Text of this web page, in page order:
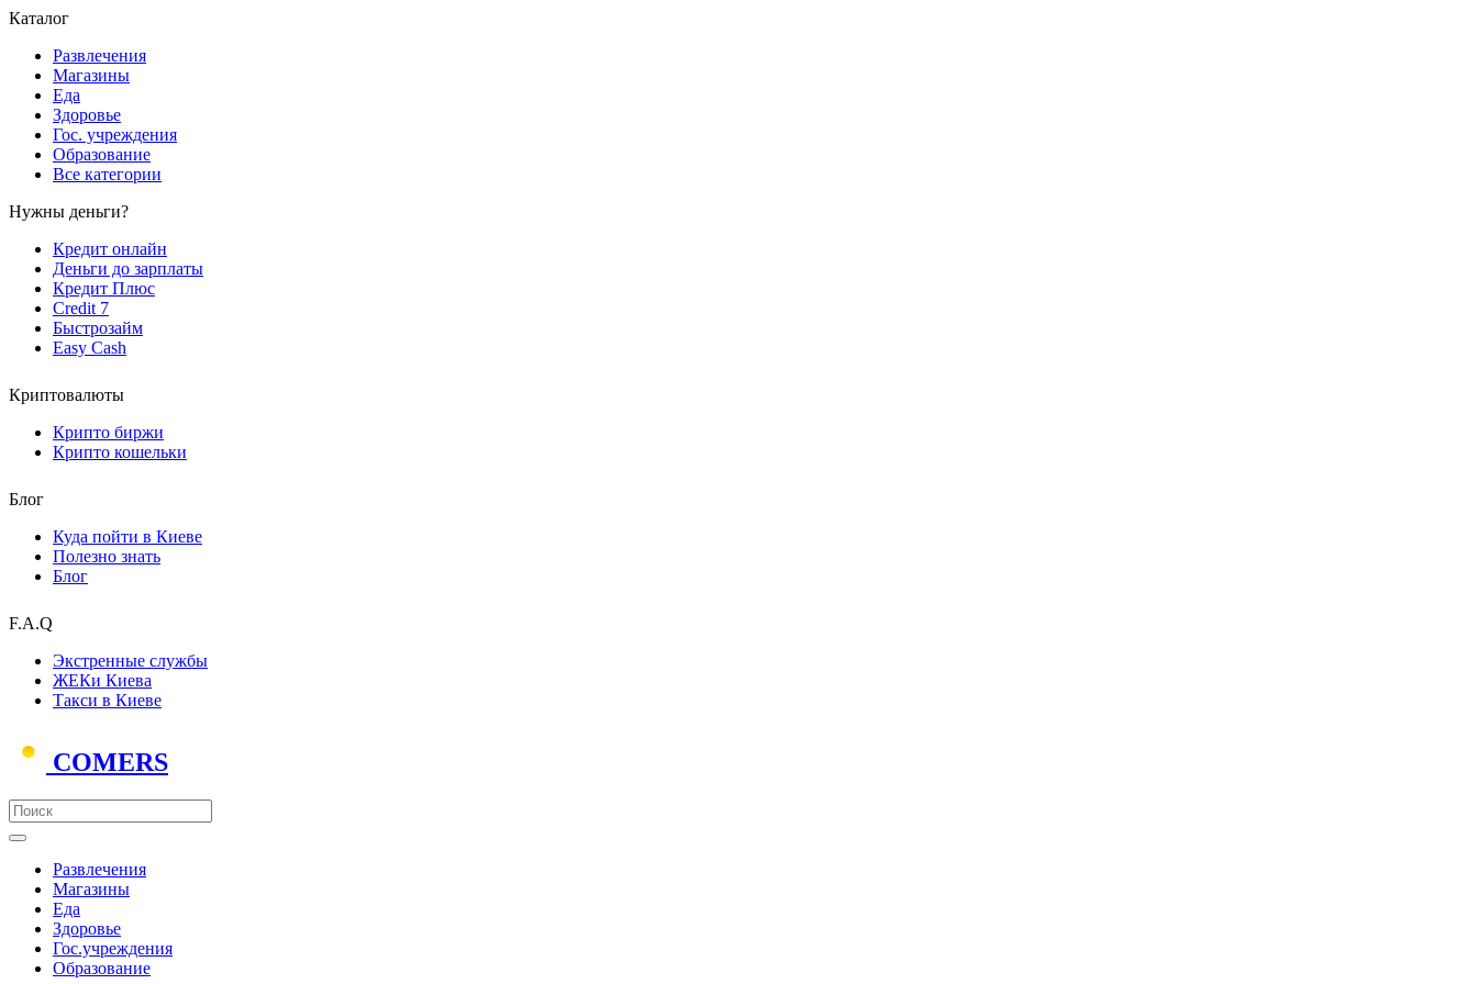
Каталог
Развлечения
Магазины
Еда
Здоровье
Гос. учреждения
Образование
Все категории
Нужны деньги?
Кредит онлайн
Деньги до зарплаты
Кредит Плюс
Credit 7
Быстрозайм
Easy Cash
Криптовалюты
Крипто биржи
Крипто кошельки
Блог
Куда пойти в Киеве
Полезно знать
Блог
F.A.Q
Экстренные службы
ЖЕКи Киева
Такси в Киеве
COMERS
Развлечения
Магазины
Еда
Здоровье
Гос.учреждения
Образование